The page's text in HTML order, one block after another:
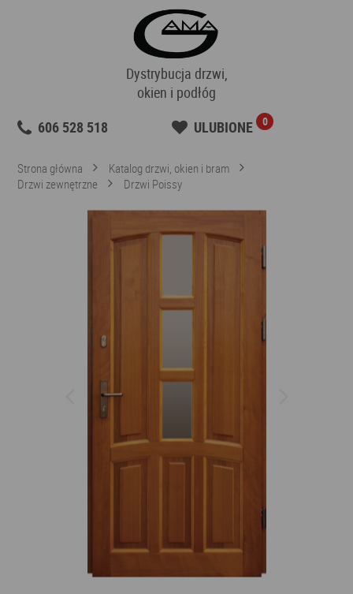
Dystrybucja drzwi,
okien i podłóg
606 528 518
ULUBIONE 0
Strona główna
Katalog drzwi, okien i bram
Drzwi zewnętrzne
Drzwi Poissy